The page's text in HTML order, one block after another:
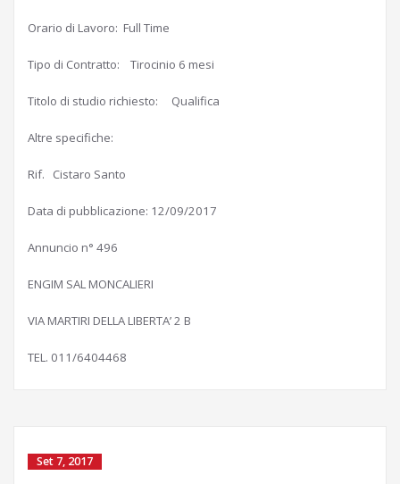
Orario di Lavoro: Full Time
Tipo di Contratto: Tirocinio 6 mesi
Titolo di studio richiesto: Qualifica
Altre specifiche:
Rif. Cistaro Santo
Data di pubblicazione: 12/09/2017
Annuncio n° 496
ENGIM SAL MONCALIERI
VIA MARTIRI DELLA LIBERTA’ 2 B
TEL. 011/6404468
Set 7, 2017